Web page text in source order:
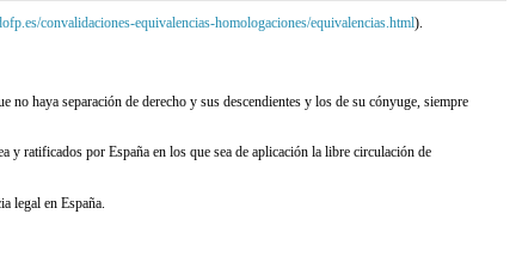
convalidaciones-equivalencias-homologaciones/equivalencias.html).
haya separación de derecho y sus descendientes y los de su cónyuge, siempre
ratificados por España en los que sea de aplicación la libre circulación de
legal en España.